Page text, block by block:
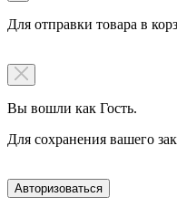
Для отправки товара в
Вы вошли как Гость.
Для сохранения вашего
Авторизоваться